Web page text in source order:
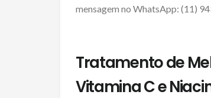
mensagem no WhatsApp: (11)
Tratamento de
Vitamina C e